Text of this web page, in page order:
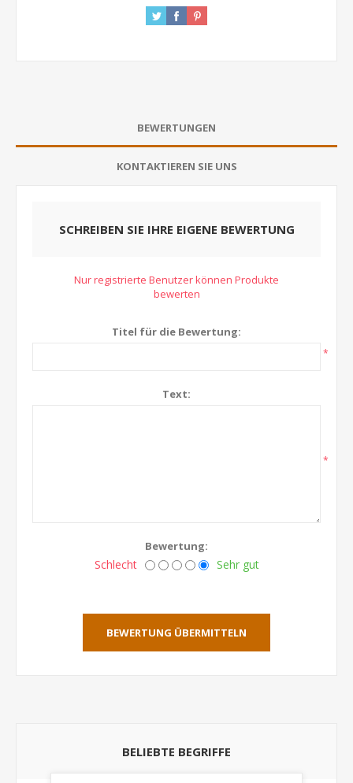
BEWERTUNGEN
KONTAKTIEREN SIE UNS
SCHREIBEN SIE IHRE EIGENE BEWERTUNG
Nur registrierte Benutzer können Produkte
bewerten
Titel für die Bewertung:
*
Text:
*
Bewertung:
Schlecht Sehr gut
BEWERTUNG ÜBERMITTELN
BELIEBTE BEGRIFFE